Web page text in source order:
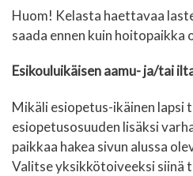
Huom! Kelasta haettavaa
saada ennen kuin hoitopaikka
Esikouluikäisen aamu- ja/tai
Mikäli esiopetus-ikäinen lapsi
esiopetusosuuden lisäksi
paikkaa hakea sivun alussa
Valitse yksikkötoiveeksi siinä